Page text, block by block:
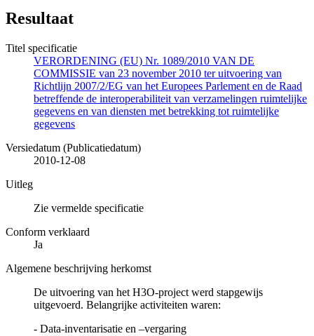
Resultaat
Titel specificatie
VERORDENING (EU) Nr. 1089/2010 VAN DE
COMMISSIE van 23 november 2010 ter uitvoering van
Richtlijn 2007/2/EG van het Europees Parlement en de Raad
betreffende de interoperabiliteit van verzamelingen ruimtelijke
gegevens en van diensten met betrekking tot ruimtelijke
gegevens
Versiedatum (Publicatiedatum)
2010-12-08
Uitleg
Zie vermelde specificatie
Conform verklaard
Ja
Algemene beschrijving herkomst
De uitvoering van het H3O-project werd stapgewijs
uitgevoerd. Belangrijke activiteiten waren:
- Data-inventarisatie en –vergaring